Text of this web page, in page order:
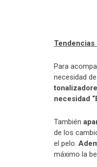
Para
necesidad
necesidad
También
de los
el pelo.
máximo la